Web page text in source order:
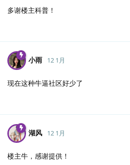
多谢楼主科普！
小雨 12 1月
现在这种牛逼社区好少了
湖风 12 1月
楼主牛，感谢提供！